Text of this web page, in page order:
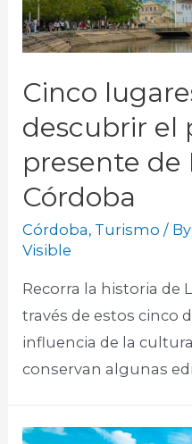
Cinco
descubrir el
presente de
Córdoba
Córdoba, Turismo / By
Visible
Recorra la historia de
través de estos cinco
influencia de la
conservan algunas